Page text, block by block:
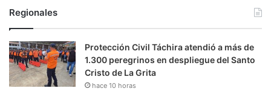
Regionales
Protección Civil Táchira atendió a más de
1.300 peregrinos en despliegue del Santo
Cristo de La Grita
hace 10 horas